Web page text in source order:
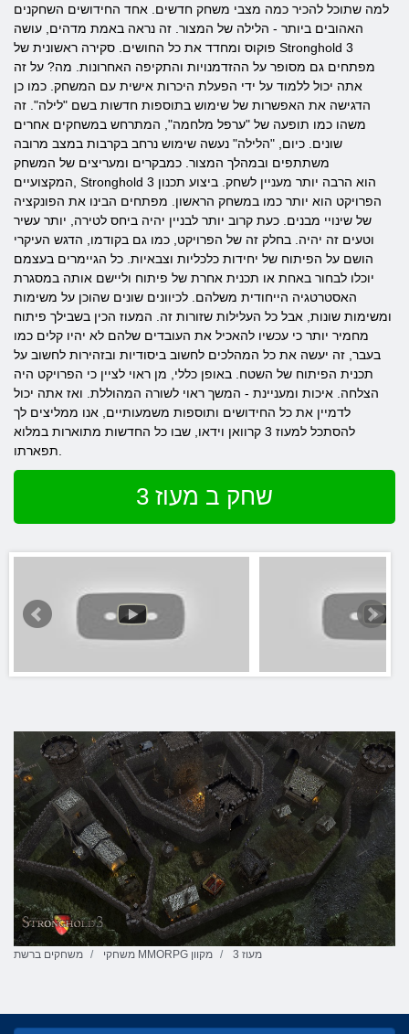
למה שתוכל להכיר כמה מצבי משחק חדשים. אחד החידושים השחקנים
האהובים ביותר - הלילה של המצור. זה נראה באמת מדהים, עושה
פוקוס ומחדד את כל החושים. סקירה ראשונית של Stronghold 3
מפתחים גם מסופר על ההזדמנויות והתקיפה האחרונות. מה? על זה
אתה יכול ללמוד על ידי הפעלת היכרות אישית עם המשחק. כמו כן
הדגישה את האפשרות של שימוש בתוספות חדשות בשם "לילה". זה
משהו כמו תופעה של "ערפל מלחמה", המתרחש במשחקים אחרים
שונים. כיום, "הלילה" נעשה שימוש נרחב בקרבות במצב מרובה
משתתפים ובמהלך המצור. כמבקרים ומעריצים של המשחק
המקצועיים, Stronghold 3 הוא הרבה יותר מעניין לשחק. ביצוע תכנון
הפרויקט הוא יותר כמו במשחק הראשון. מפתחים הבינו את הפונקציה
של שינויי מבנים. כעת קרוב יותר לבניין יהיה ביחס לטירה, יותר עשיר
וטעים זה יהיה. בחלק זה של הפרויקט, כמו גם בקודמו, הדגש העיקרי
הושם על הפיתוח של יחידות כלכליות וצבאיות. כל הגיימרים בעצמם
יוכלו לבחור באחת או תכנית אחרת של פיתוח וליישם אותה במסגרת
האסטרטגיה הייחודית משלהם. לכיוונים שונים שהוכן על משימות
ומשימות שונות, אבל כל העלילות שזורות זה. המעוז הכין בשבילך פיתוח
מחמיר יותר כי עכשיו להאכיל את העובדים שלהם לא יהיו קלים כמו
בעבר, זה יעשה את כל המהלכים לחשוב ביסודיות ובזהירות לחשוב על
תכנית הפיתוח של השטח. באופן כללי, מן ראוי לציין כי הפרויקט היה
הצלחה. איכות ומעניינת - המשך ראוי לשורה המהוללת. ואז אתה יכול
לדמיין את כל החידושים ותוספות משמעותיים, אנו ממליצים לך
להסתכל למעוז 3 קרוואן וידאו, שבו כל החדשות מתוארות במלוא
שחק ב מעוז 3
משחקים ברשת משחקי MMORPG מקוון מעוז 3